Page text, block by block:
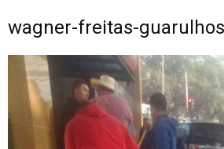
wagner-freitas-